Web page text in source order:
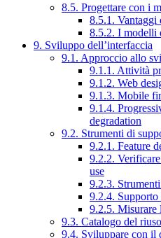
8.5. Progettare con i
8.5.1. Vantaggi
8.5.2. I modelli
9. Sviluppo dell’interfaccia
9.1. Approccio allo
9.1.1. Attività
9.1.2. Web
9.1.3. Mobile
9.1.4.
degradation
9.2. Strumenti di
9.2.1. Feature
9.2.2.
use
9.2.3.
9.2.4. Supporto
9.2.5. Misurare
9.3. Catalogo del riuso
9.4. Sviluppare con il